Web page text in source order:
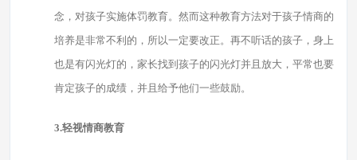
念，对孩子实施体罚教育。然而这种教育方法对于孩子情商的
培养是非常不利的，所以一定要改正。再不听话的孩子，身上
也是有闪光灯的，家长找到孩子的闪光灯并且放大，平常也要
肯定孩子的成绩，并且给予他们一些鼓励。
3.轻视情商教育